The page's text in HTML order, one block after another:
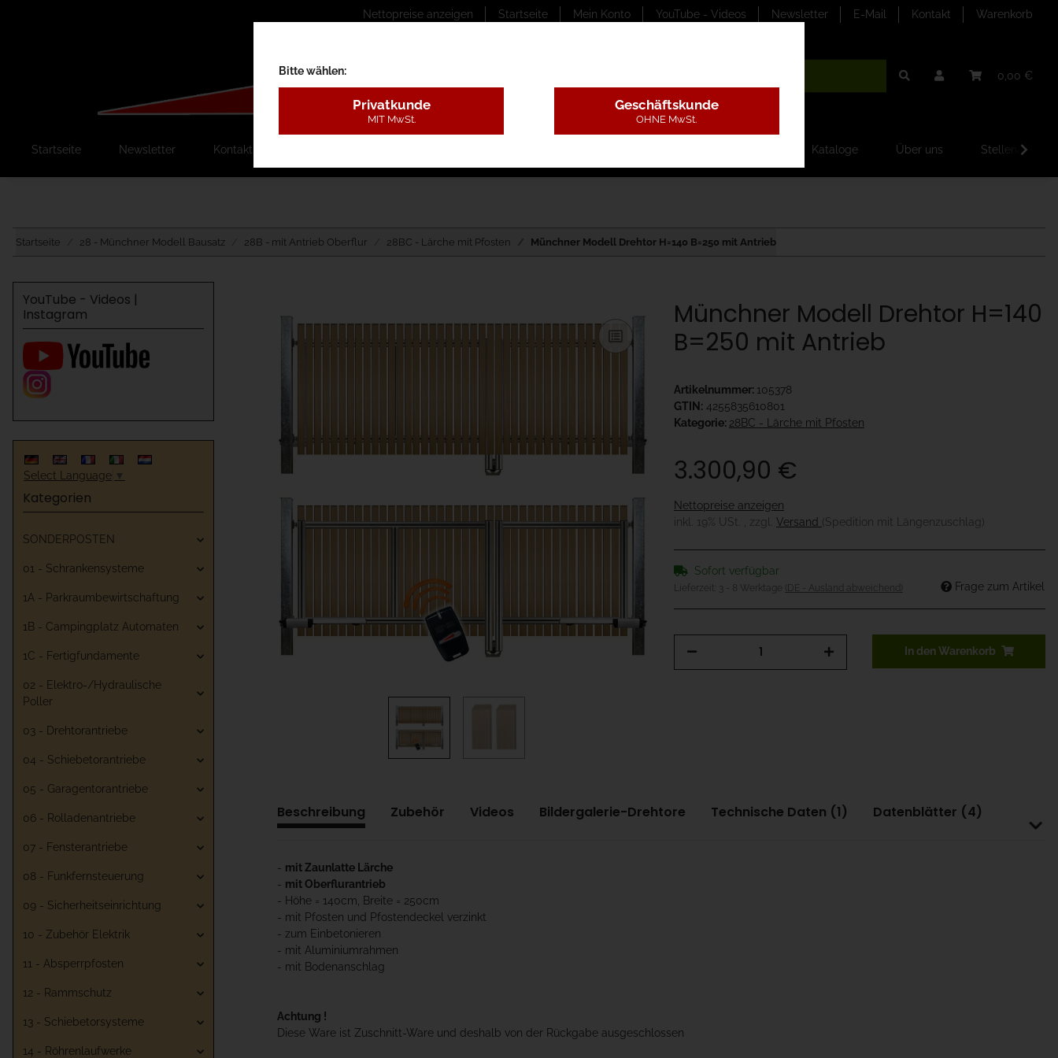
Nettopreise anzeigen Startseite Mein Konto YouTube - Videos Newsletter E-Mail Kontakt Warenkorb
0,00 €
Startseite Newsletter Kontakt Kataloge Über uns
Startseite 28 - Münchner Modell Bausatz 28B - mit Antrieb Oberflur 28BC - Lärche mit Pfosten Münchner Modell Drehtor H=140 B=250 mit Antrieb
Münchner Modell Drehtor H=140
B=250 mit Antrieb
Artikelnummer: 105378
GTIN: 4255835610801
Kategorie: 28BC - Lärche mit Pfosten
3.300,90 €
Nettopreise anzeigen
inkl. 19% USt. , zzgl. Versand (Spedition mit Längenzuschlag)
Sofort verfügbar
Lieferzeit: 3 - 8 Werktage (DE - Ausland abweichend) Frage zum Artikel
In den Warenkorb
Beschreibung Zubehör Videos Bildergalerie-Drehtore Technische Daten (1) Datenblätter (4)
- mit Zaunlatte Lärche
- mit Oberflurantrieb
- Höhe = 140cm, Breite = 250cm
- mit Pfosten und Pfostendeckel verzinkt
- zum Einbetonieren
- mit Aluminiumrahmen
- mit Bodenanschlag
Achtung !
Diese Ware ist Zuschnitt-Ware und deshalb von der Rückgabe ausgeschlossen
YouTube - Videos |
Instagram
Select Language ▼
Kategorien
SONDERPOSTEN
01 - Schrankensysteme
1A - Parkraumbewirtschaftung
1B - Campingplatz Automaten
1C - Fertigfundamente
02 - Elektro-/Hydraulische
Poller
03 - Drehtorantriebe
04 - Schiebetorantriebe
05 - Garagentorantriebe
06 - Rolladenantriebe
07 - Fensterantriebe
08 - Funkfernsteuerung
09 - Sicherheitseinrichtung
10 - Zubehör Elektrik
11 - Absperrpfosten
12 - Rammschutz
13 - Schiebetorsysteme
14 - Röhrenlaufwerke
Bitte wählen:
Privatkunde
MIT MwSt.
Geschäftskunde
OHNE MwSt.